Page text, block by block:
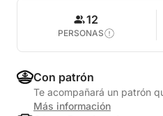
12
PERSONAS
Con patrón
Te acompañará un patrón
Más información